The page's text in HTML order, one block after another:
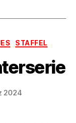
STAFFEL
2024